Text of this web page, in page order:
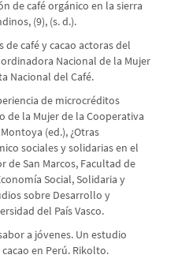
de café orgánico en la sierra
(9), (s. d.).
de café y cacao actoras del
Nacional de la Mujer
Nacional del Café.
de microcréditos
de la Mujer de la Cooperativa
(ed.), ¿Otras
sociales y solidarias en el
de San Marcos, Facultad de
Social, Solidaria y
sobre Desarrollo y
del País Vasco.
a jóvenes. Un estudio
en Perú. Rikolto.